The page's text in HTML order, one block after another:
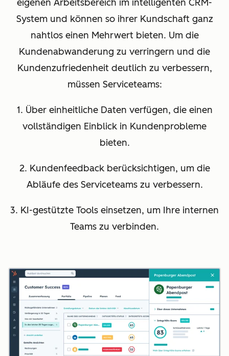
eigenen Arbeitsbereich im intelligenten CRM-
System und können so ihrer Kundschaft ganz
nahtlos einen Mehrwert bieten. Um die
Kundenabwanderung zu verringern und die
Kundenzufriedenheit deutlich zu verbessern,
müssen Serviceteams:
1. Über einheitliche Daten verfügen, die einen
vollständigen Einblick in Kundenprobleme
bieten.
2. Kundenfeedback berücksichtigen, um die
Abläufe des Serviceteams zu verbessern.
3. KI-gestützte Tools einsetzen, um Ihre internen
Teams zu verbinden.